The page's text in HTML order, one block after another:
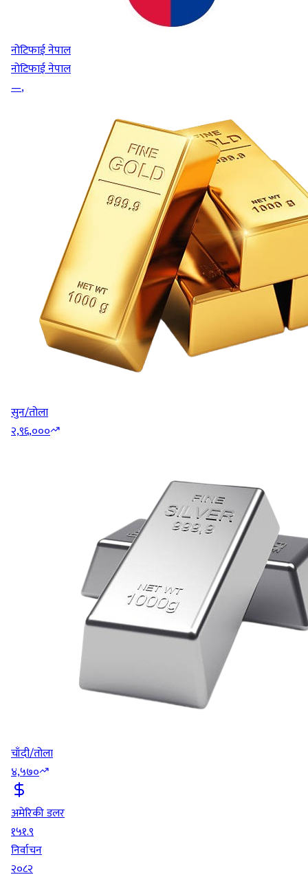
नोटिफाई नेपाल
नोटिफाई नेपाल
—,
सुन/तोला
२,९६,०००
चाँदी/तोला
४,५७०
अमेरिकी डलर
१५१.९
निर्वाचन
२०८२